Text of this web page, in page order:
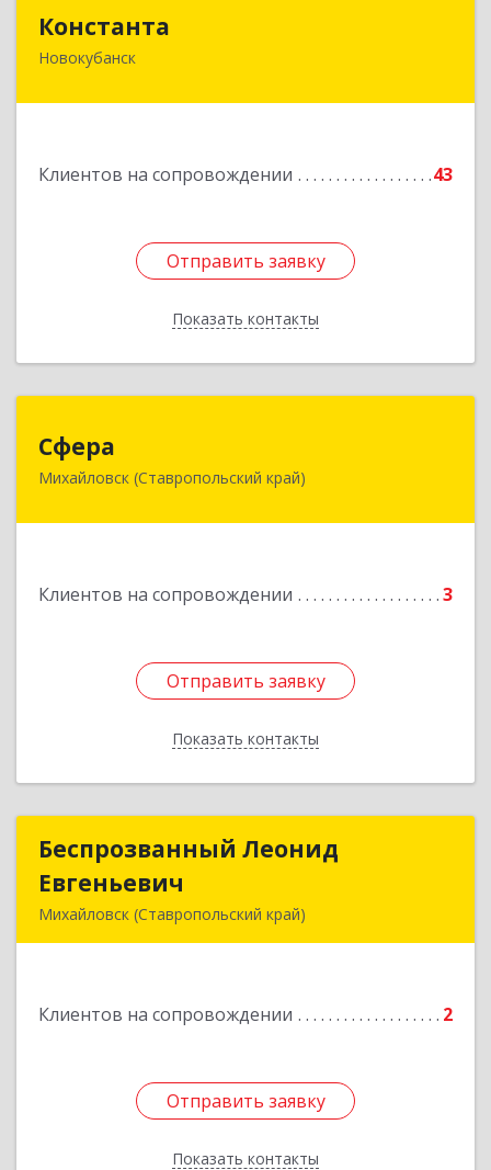
Константа
Новокубанск
Клиентов на сопровождении 43
Отправить заявку
Показать контакты
352240, Краснодарский край, Новокубанск г,
Отправить заявку
Назад
Сфера
Михайловск (Ставропольский край)
Клиентов на сопровождении 3
Отправить заявку
Показать контакты
356240, Ставропольский край, Шпаковский р-
Подробнее
Отправить заявку
Назад
Беспрозванный Леонид
Евгеньевич
Михайловск (Ставропольский край)
Клиентов на сопровождении 2
Отправить заявку
Показать контакты
Беспрозванный Леонид
Отправить заявку
Назад